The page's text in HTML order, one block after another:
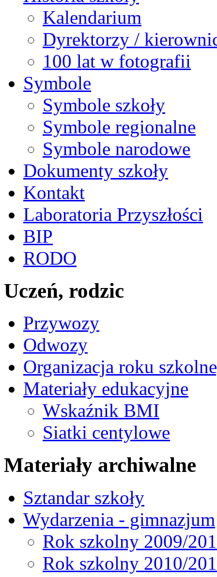
Kalendarium
Dyrektorzy /
100 lat w fotografii
Symbole
Symbole szkoły
Symbole regionalne
Symbole narodowe
Dokumenty szkoły
Kontakt
Laboratoria Przyszłości
BIP
RODO
Uczeń, rodzic
Przywozy
Odwozy
Organizacja roku
Materiały edukacyjne
Wskaźnik BMI
Siatki centylowe
Materiały archiwalne
Sztandar szkoły
Wydarzenia - gimnazjum
Rok szkolny 2009/
Rok szkolny 2010/